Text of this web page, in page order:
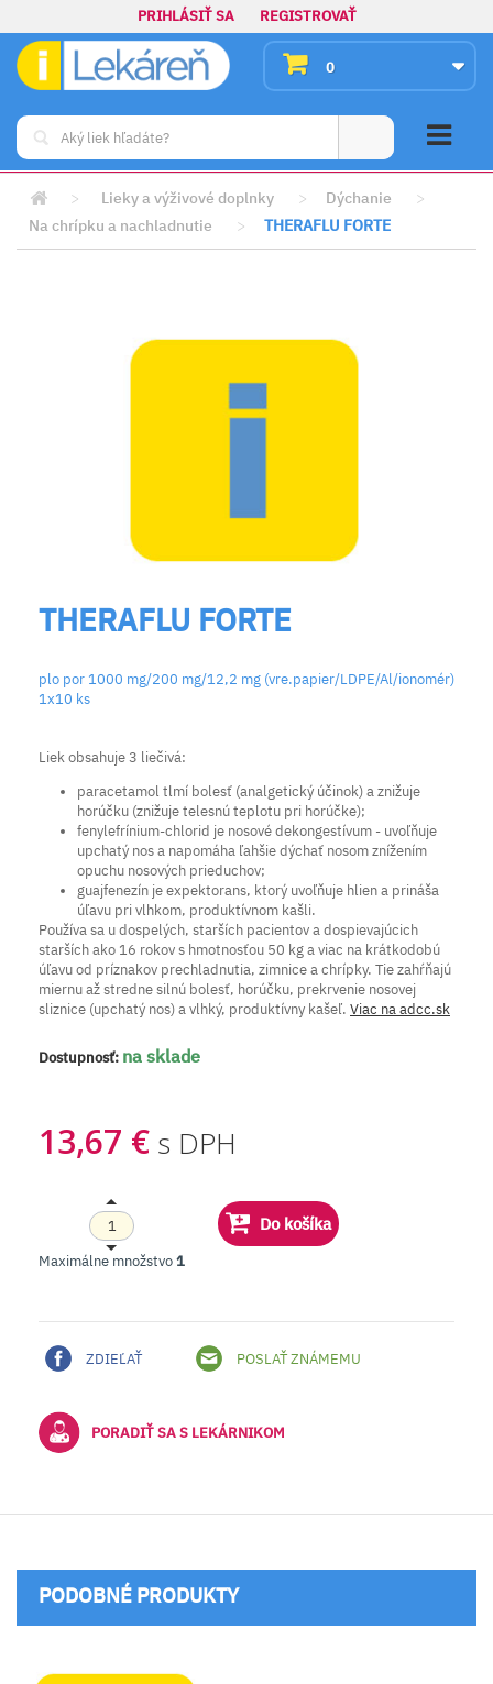
PRIHLÁSIŤ SA REGISTROVAŤ
0
> Lieky a výživové doplnky > Dýchanie
>
Na chrípku a nachladnutie
> THERAFLU FORTE
THERAFLU FORTE
plo por 1000 mg/200 mg/12,2 mg (vre.papier/LDPE/Al/ionomér)
1x10 ks
Liek obsahuje 3 liečivá:
paracetamol tlmí bolesť (analgetický účinok) a znižuje
horúčku (znižuje telesnú teplotu pri horúčke);
fenylefrínium-chlorid je nosové dekongestívum - uvoľňuje
upchatý nos a napomáha ľahšie dýchať nosom znížením
opuchu nosových prieduchov;
guajfenezín je expektorans, ktorý uvoľňuje hlien a prináša
úľavu pri vlhkom, produktívnom kašli.
Používa sa u dospelých, starších pacientov a dospievajúcich
starších ako 16 rokov s hmotnosťou 50 kg a viac na krátkodobú
úľavu od príznakov prechladnutia, zimnice a chrípky. Tie zahŕňajú
miernu až stredne silnú bolesť, horúčku, prekrvenie nosovej
sliznice (upchatý nos) a vlhký, produktívny kašeľ. Viac na adcc.sk
Dostupnosť: na sklade
13,67 € s DPH
Maximálne množstvo1
Do košíka
ZDIEĽAŤ POSLAŤ ZNÁMEMU
PORADIŤ SA S LEKÁRNIKOM
PODOBNÉ PRODUKTY